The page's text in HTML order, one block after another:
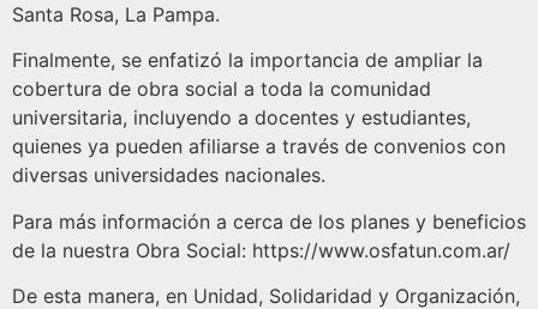
Santa Rosa, La Pampa.
Finalmente, se enfatizó la importancia de ampliar la
cobertura de obra social a toda la comunidad
universitaria, incluyendo a docentes y estudiantes,
quienes ya pueden afiliarse a través de convenios con
diversas universidades nacionales.
Para más información a cerca de los planes y beneficios
de la nuestra Obra Social: https://www.osfatun.com.ar/
De esta manera, en Unidad, Solidaridad y Organización,